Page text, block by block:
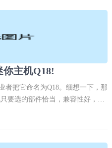
你主机Q18!
者把它命名为Q18。细想一下，那
要选的部件恰当，兼容性好，有
的迷你机大小没有严格的规定，